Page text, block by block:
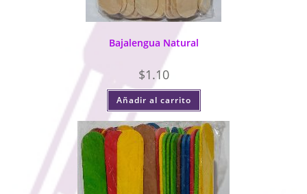
Bajalengua Natural
$1.10
Añadir al carrito